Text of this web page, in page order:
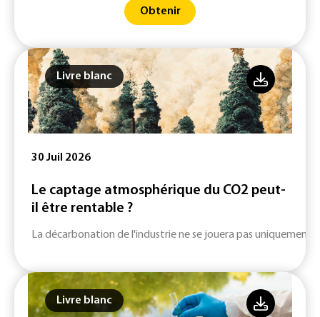
Obtenir
Livre blanc
30 Juil 2026
Le captage atmosphérique du CO2 peut-
il être rentable ?
La décarbonation de l'industrie ne se jouera pas uniquement
Livre blanc